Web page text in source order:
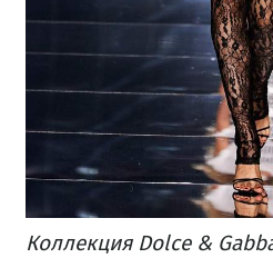
Коллекция Dolce &